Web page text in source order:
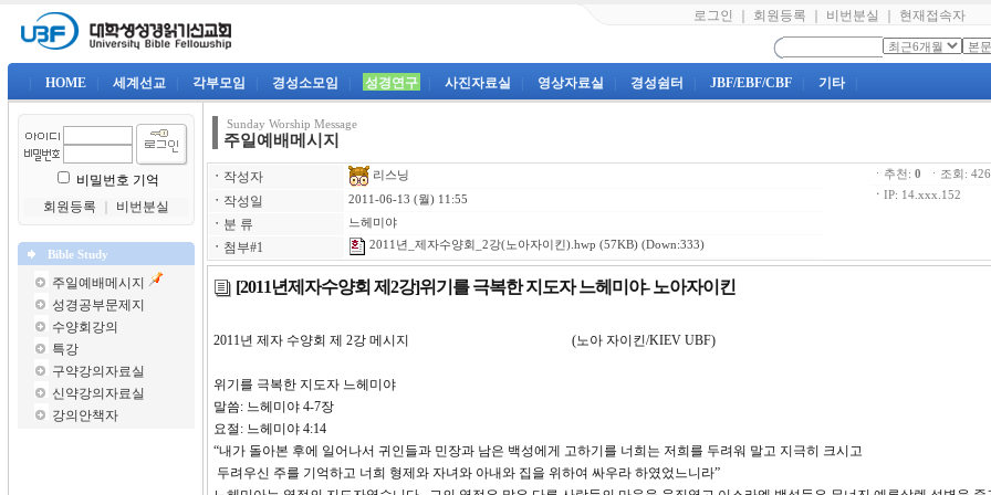
로그인 회원등록 비번분실 현재접속자
HOME 세계선교 각부모임 경성소모임 성경연구 사진자료실 영상자료실 경성쉼터 JBF/EBF/CBF 기타
비밀번호 기억
회원등록
비번분실
Bible Study
주일예배메시지
성경공부문제지
수양회강의
특강
구약강의자료실
신약강의자료실
강의안책자
Sunday Worship Message
주일예배메시지
ㆍ 작성자 리스닝
ㆍ 작성일 2011-06-13 (월) 11:55
ㆍ 분 류 느헤미야
ㆍ 첨부#1 2011년_제자수양회_2강(노아자이킨).hwp (57KB) (Down:333)
ㆍ추천: 0 ㆍ조회:
ㆍ IP: 14.xxx.152
[2011년제자수양회 제2강]위기를 극복한 지도자 느헤미야- 노아자이킨
2011년 제자 수양회 제 2강 메시지 (노아 자이킨/KIEV UBF)
위기를 극복한 지도자 느헤미야
말씀: 느헤미야 4-7장
요절: 느헤미야 4:14
“내가 돌아본 후에 일어나서 귀인들과 민장과 남은 백성에게 고하기를 너희는 저희를 두려워 말고 지극히 크시고
두려우신 주를 기억하고 너희 형제와 자녀와 아내와 집을 위하여 싸우라 하였었느니라”